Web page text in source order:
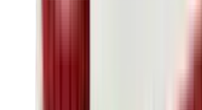
حذاء اير جوردن 1 ريترو هاي